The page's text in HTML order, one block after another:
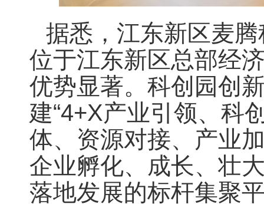
据悉，江东新区麦
位于江东新区总部经
优势显著。科创园创
建“4+X产业引领、科
体、资源对接、产业
企业孵化、成长、壮
落地发展的标杆集聚